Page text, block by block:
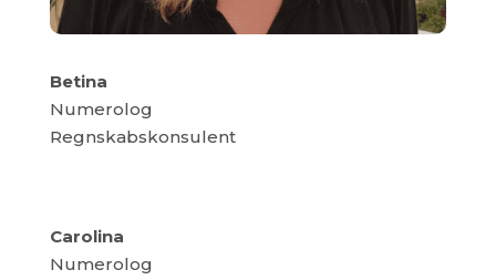
Betina
Numerolog
Regnskabskonsulent
Carolina
Numerolog